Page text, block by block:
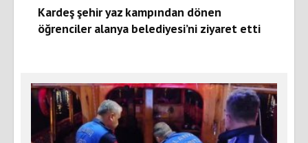
Kardeş şehir yaz kampından dönen
öğrenciler alanya belediyesi’ni ziyaret etti